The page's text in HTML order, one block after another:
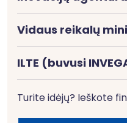
Vidaus reikalų
ILTE (buvusi
Turite idėjų? Ieškote